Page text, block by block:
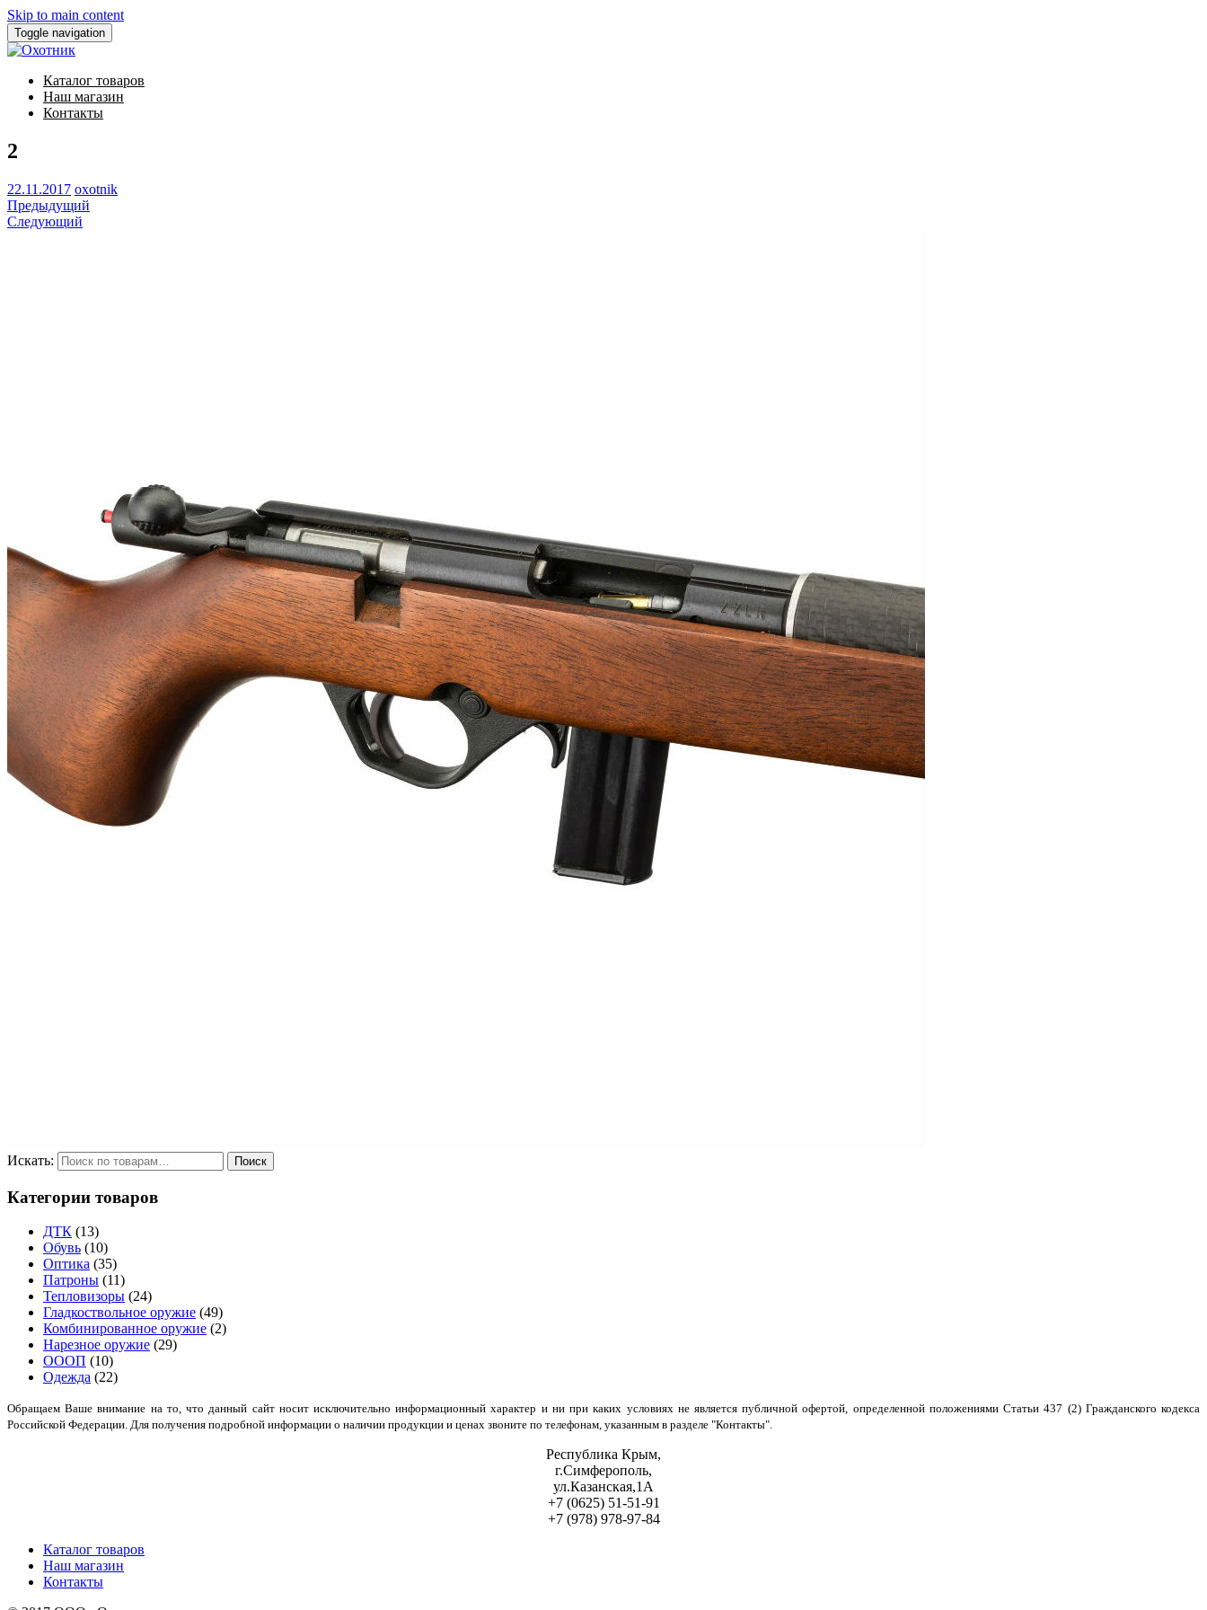
Skip to main content
Toggle navigation
Каталог товаров
Наш магазин
Контакты
2
22.11.2017 oxotnik
Предыдущий
Следующий
Искать:
Категории товаров
ДТК (13)
Обувь (10)
Оптика (35)
Патроны (11)
Тепловизоры (24)
Гладкоствольное оружие (49)
Комбинированное оружие (2)
Нарезное оружие (29)
ОООП (10)
Одежда (22)
Обращаем Ваше внимание на то, что данный сайт носит исключительно информационный характер и ни при каких условиях не является публичной офертой, определенной положениями Статьи 437 (2) Гражданского кодекса
Российской Федерации. Для получения подробной информации о наличии продукции и ценах звоните по телефонам, указанным в разделе "Контакты".
Республика Крым,
г.Симферополь,
ул.Казанская,1А
+7 (0625) 51-51-91
+7 (978) 978-97-84
Каталог товаров
Наш магазин
Контакты